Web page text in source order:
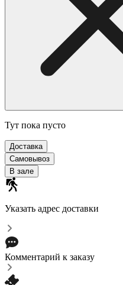
Тут пока пусто
Доставка
Самовывоз
В зале
Указать адрес доставки
Комментарий к заказу